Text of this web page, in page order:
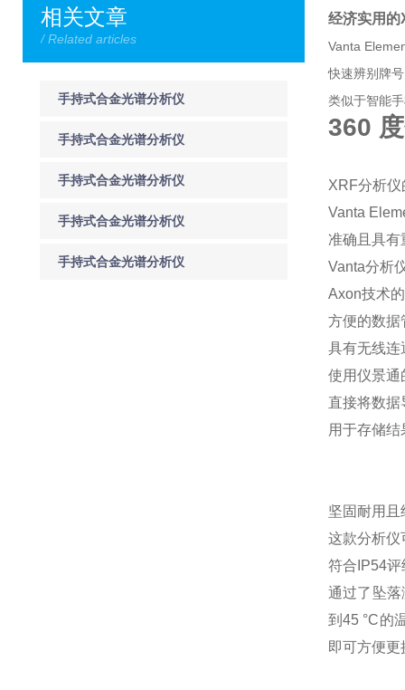
相关文章
/ Related articles
手持式合金光谱分析仪
具有数据存储与管理功
能
手持式合金光谱分析仪
在金属冶炼和合金生产
中的作用
手持式合金光谱分析仪
在金属冶炼过程中的作
用
手持式合金光谱分析仪
在材料检测中的应用与
手持式合金光谱分析仪
经济实用的
Vanta
快速辨别牌
类似于智能
360 度
XRF分析仪
Vanta
准确且具有
Vanta分析
Axon技术
方便的数据
具有无线连
使用仪景通
直接将数
用于存储
坚固耐用
这款分析仪
符合IP54
通过了坠落
到45 °C的
即可方便更